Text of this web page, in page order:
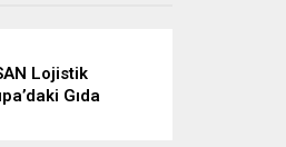
Lojistik
Gıda